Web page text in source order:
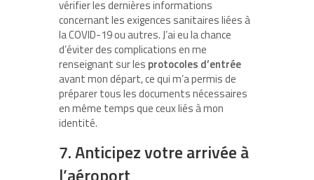
vérifier les dernières informations
concernant les exigences sanitaires liées à
la COVID-19 ou autres. J’ai eu la chance
d’éviter des complications en me
renseignant sur les protocoles d’entrée
avant mon départ, ce qui m’a permis de
préparer tous les documents nécessaires
en même temps que ceux liés à mon
identité.
7. Anticipez votre arrivée à